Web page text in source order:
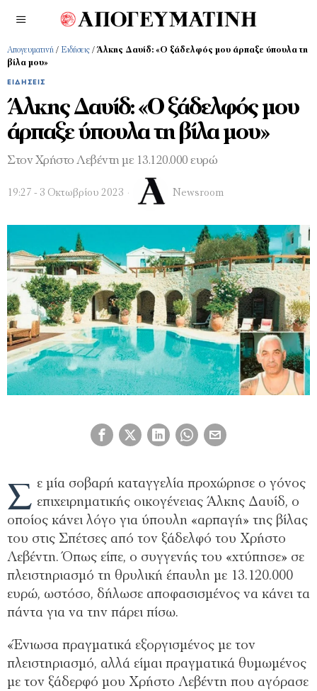
Απογευματινή / Ειδήσεις /Άλκης Δαυίδ: «Ο ξάδελφός μου άρπαξε ύπουλα τη
βίλα μου»
ΕΙΔΉΣΕΙΣ
Άλκης Δαυίδ: «Ο ξάδελφός μου
άρπαξε ύπουλα τη βίλα μου»
Στον Χρήστο Λεβέντη με 13.120.000 ευρώ
19:27 - 3 Οκτωβρίου 2023 Newsroom
Σ ε μία σοβαρή καταγγελία προχώρησε ο γόνος
επιχειρηματικής οικογένειας Άλκης Δαυίδ, ο
οποίος κάνει λόγο για ύπουλη «αρπαγή» της βίλας
του στις Σπέτσες από τον ξάδελφό του Χρήστο
Λεβέντη. Όπως είπε, ο συγγενής του «χτύπησε» σε
πλειστηριασμό τη θρυλική έπαυλη με 13.120.000
ευρώ, ωστόσο, δήλωσε αποφασισμένος να κάνει τα
πάντα για να την πάρει πίσω.
«Ένιωσα πραγματικά εξοργισμένος με τον
πλειστηριασμό, αλλά είμαι πραγματικά θυμωμένος
με τον ξάδερφό μου Χρήστο Λεβέντη που αγόρασε